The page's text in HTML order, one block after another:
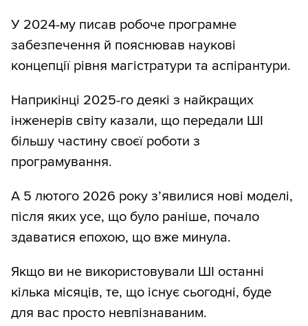
У 2024-му писав робоче програмне
забезпечення й пояснював наукові
концепції рівня магістратури та аспірантури.
Наприкінці 2025-го деякі з найкращих
інженерів світу казали, що передали ШІ
більшу частину своєї роботи з
програмування.
А 5 лютого 2026 року з’явилися нові моделі,
після яких усе, що було раніше, почало
здаватися епохою, що вже минула.
Якщо ви не використовували ШІ останні
кілька місяців, те, що існує сьогодні, буде
для вас просто невпізнаваним.